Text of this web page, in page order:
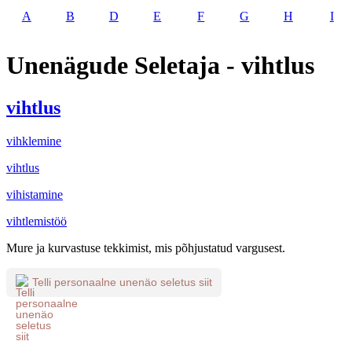
A B D E F G H I
Unenägude Seletaja - vihtlus
vihtlus
vihklemine
vihtlus
vihistamine
vihtlemistöö
Mure ja kurvastuse tekkimist, mis põhjustatud vargusest.
Telli personaalne unenäo seletus siit